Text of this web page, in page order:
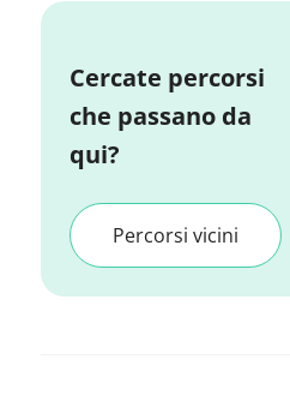
Cercate percorsi
che passano da
qui?
Percorsi vicini